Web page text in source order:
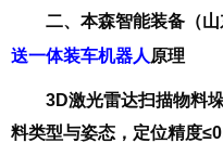
二、 本森智能装备（山
送一体装车机器人 原理
3D激光雷达扫描物料
料类型与姿态，定位精度